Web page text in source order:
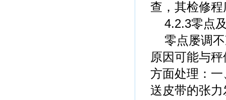
查，其检修
4.2.3零点
零点屡调不
原因可能与
方面处理：
送皮带的张